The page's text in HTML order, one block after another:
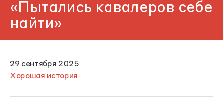
«Пытались кавалеров себе
найти»
29 сентября 2025
Хорошая история